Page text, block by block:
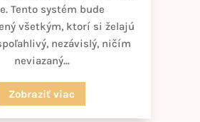
Tento systém bude
všetkým, ktorí si želajú
nezávislý, ničím
neviazaný...
Zobraziť viac